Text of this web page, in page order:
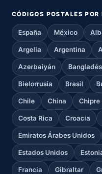
CÓDIGOS POSTALES POR
España México
Argelia Argentina
Azerbaiyán Bangladés
Bielorrusia Brasil
Chile China Chipre
Costa Rica Croacia
Emiratos Árabes Unidos
Estados Unidos
Francia Gibraltar